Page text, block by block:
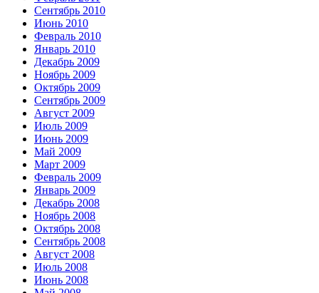
Сентябрь 2010
Июнь 2010
Февраль 2010
Январь 2010
Декабрь 2009
Ноябрь 2009
Октябрь 2009
Сентябрь 2009
Август 2009
Июль 2009
Июнь 2009
Май 2009
Март 2009
Февраль 2009
Январь 2009
Декабрь 2008
Ноябрь 2008
Октябрь 2008
Сентябрь 2008
Август 2008
Июль 2008
Июнь 2008